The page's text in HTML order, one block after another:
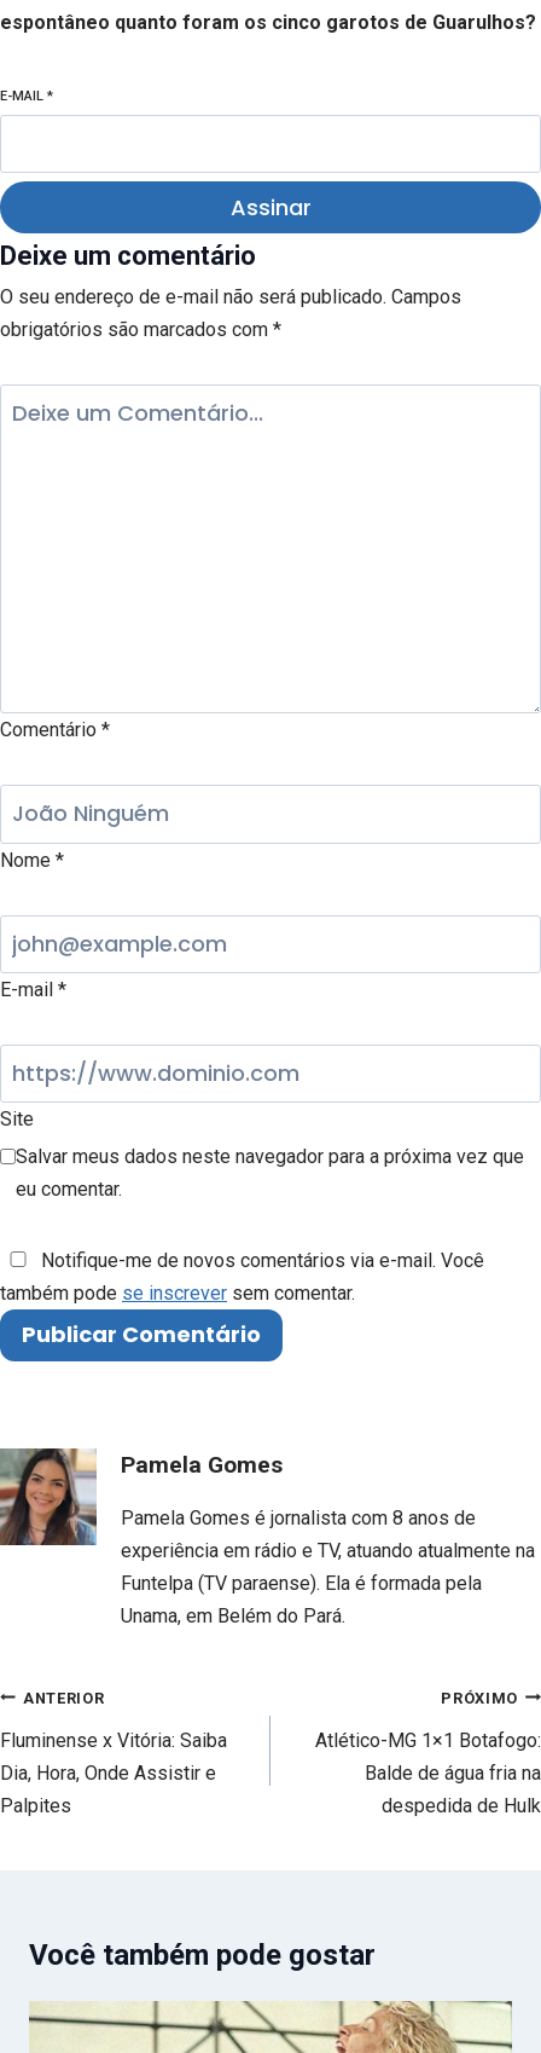
espontâneo quanto foram os cinco garotos de Guarulhos?
E-MAIL *
Assinar
Deixe um comentário
O seu endereço de e-mail não será publicado. Campos
obrigatórios são marcados com *
Comentário *
Nome *
E-mail *
Site
Salvar meus dados neste navegador para a próxima vez que
eu comentar.
Notifique-me de novos comentários via e-mail. Você
também pode se inscrever sem comentar.
Pamela Gomes
Pamela Gomes é jornalista com 8 anos de
experiência em rádio e TV, atuando atualmente na
Funtelpa (TV paraense). Ela é formada pela
Unama, em Belém do Pará.
Navegação
de
Post
ANTERIOR
Fluminense x Vitória: Saiba
Dia, Hora, Onde Assistir e
Palpites
PRÓXIMO
Atlético-MG 1×1 Botafogo:
Balde de água fria na
despedida de Hulk
Você também pode gostar